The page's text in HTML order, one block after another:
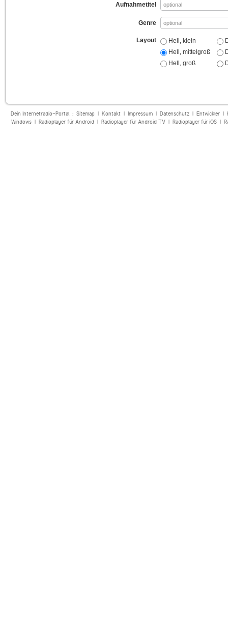
Aufnahmetitel
Genre
Layout
Hell, klein
Hell, mittelgroß
Hell, groß
Dein Internetradio-Portal : Sitemap| Kontakt| Impressum| Datenschutz| Entwickler|
Windows| Radioplayer für Android| Radioplayer für Android TV| Radioplayer für iOS|